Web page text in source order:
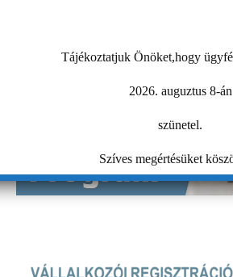
Tájékoztatjuk Önöket,hogy
2026. auguztus 8-án
szünetel.
Szíves megértésüket